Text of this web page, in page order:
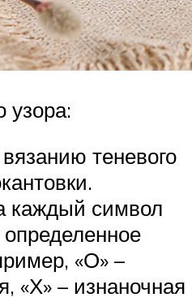
узора:
теневого
каждый символ
«О» –
«Х» – изнаночная